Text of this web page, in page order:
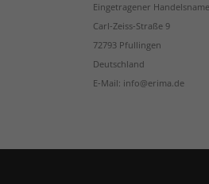
Eingetragener
Carl-Zeiss-Straße 9
72793 Pfullingen
Deutschland
E-Mail: info@erima.de